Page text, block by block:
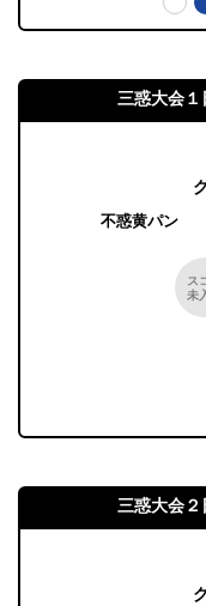
三惑大会
不惑黄パン
ス
未
三惑大会